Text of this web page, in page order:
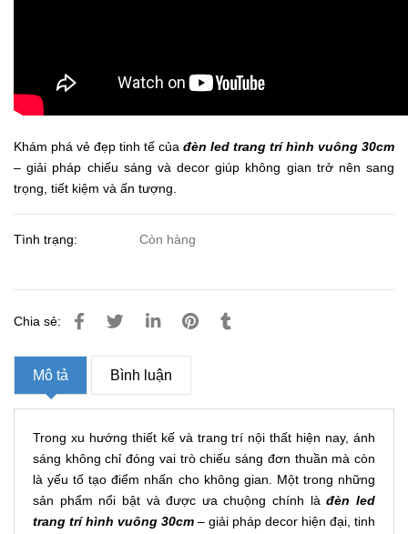
Khám phá vẻ đẹp tinh tế của đèn led trang trí hình vuông 30cm
– giải pháp chiếu sáng và decor giúp không gian trở nên sang
trọng, tiết kiệm và ấn tượng.
Tình trạng: Còn hàng
Chia sẻ:
Mô tả Bình luận
Trong xu hướng thiết kế và trang trí nội thất hiện nay, ánh
sáng không chỉ đóng vai trò chiếu sáng đơn thuần mà còn
là yếu tố tạo điểm nhấn cho không gian. Một trong những
sản phẩm nổi bật và được ưa chuộng chính làđèn led
trang trí hình vuông 30cm – giải pháp decor hiện đại, tinh